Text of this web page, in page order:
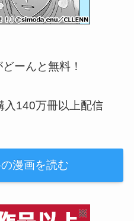
ーんと無料！
入140万冊以上配信
漫画を読む